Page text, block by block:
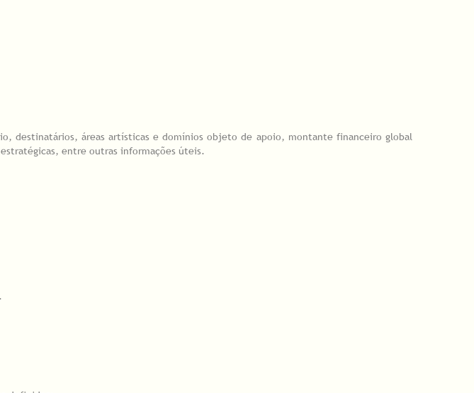
destinatários, áreas artísticas e domínios objeto de apoio, montante financeiro global
entre outras informações úteis.